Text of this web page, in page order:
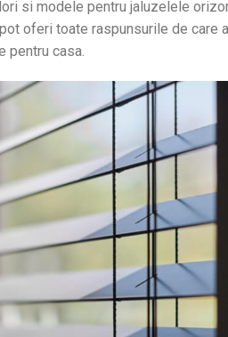
si modele pentru jaluzelele
oferi toate raspunsurile de care
pentru casa.